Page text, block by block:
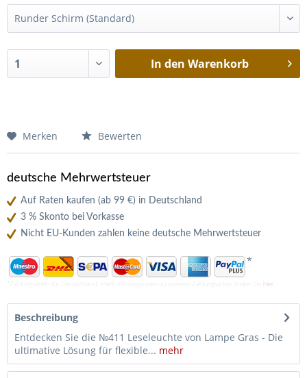
In den Warenkorb
Merken Bewerten
deutsche Mehrwertsteuer
Auf Raten kaufen (ab 99 €) in Deutschland
3 % Skonto bei Vorkasse
Nicht EU-Kunden zahlen keine deutsche Mehrwertsteuer
*
*Zahlungsarten für Deutschland. Mehr Informationen zu unseren Zahlungsarten finden Sie hier
Beschreibung
Entdecken Sie die №411 Leseleuchte von Lampe Gras - Die
ultimative Lösung für flexible... mehr